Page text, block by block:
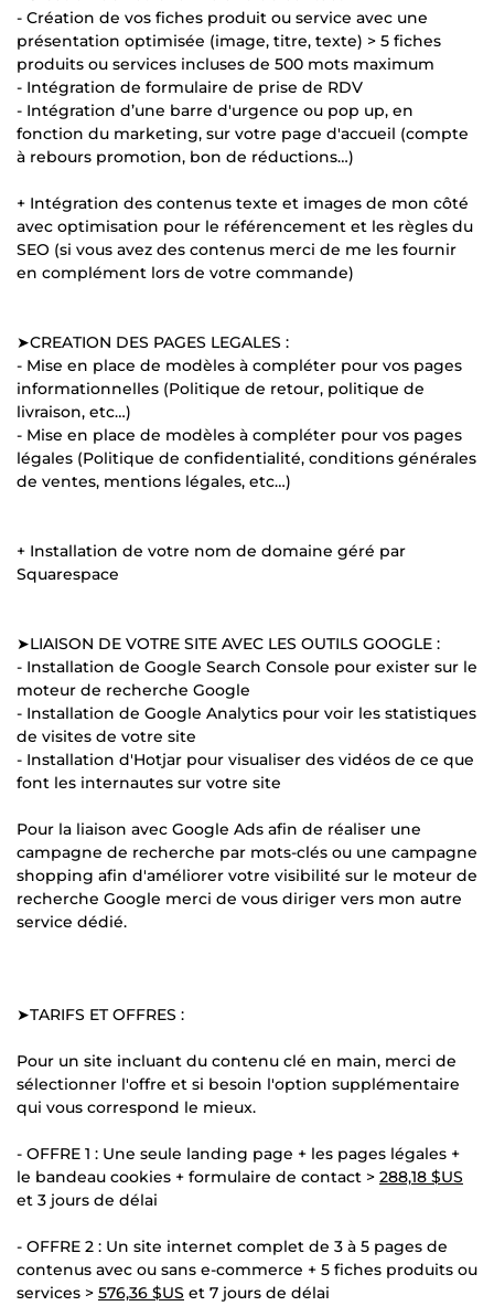
- Création de vos fiches produit ou service avec une
présentation optimisée (image, titre, texte) > 5 fiches
produits ou services incluses de 500 mots maximum
- Intégration de formulaire de prise de RDV
- Intégration d’une barre d'urgence ou pop up, en
fonction du marketing, sur votre page d'accueil (compte
à rebours promotion, bon de réductions…)
+ Intégration des contenus texte et images de mon côté
avec optimisation pour le référencement et les règles du
SEO (si vous avez des contenus merci de me les fournir
en complément lors de votre commande)
➤CREATION DES PAGES LEGALES :
- Mise en place de modèles à compléter pour vos pages
informationnelles (Politique de retour, politique de
livraison, etc…)
- Mise en place de modèles à compléter pour vos pages
légales (Politique de confidentialité, conditions générales
de ventes, mentions légales, etc…)
+ Installation de votre nom de domaine géré par
Squarespace
➤LIAISON DE VOTRE SITE AVEC LES OUTILS GOOGLE :
- Installation de Google Search Console pour exister sur le
moteur de recherche Google
- Installation de Google Analytics pour voir les statistiques
de visites de votre site
- Installation d'Hotjar pour visualiser des vidéos de ce que
font les internautes sur votre site
Pour la liaison avec Google Ads afin de réaliser une
campagne de recherche par mots-clés ou une campagne
shopping afin d'améliorer votre visibilité sur le moteur de
recherche Google merci de vous diriger vers mon autre
service dédié.
➤TARIFS ET OFFRES :
Pour un site incluant du contenu clé en main, merci de
sélectionner l'offre et si besoin l'option supplémentaire
qui vous correspond le mieux.
- OFFRE 1 : Une seule landing page + les pages légales +
le bandeau cookies + formulaire de contact > 288,18 $US
et 3 jours de délai
- OFFRE 2 : Un site internet complet de 3 à 5 pages de
contenus avec ou sans e-commerce + 5 fiches produits ou
services > 576,36 $US et 7 jours de délai